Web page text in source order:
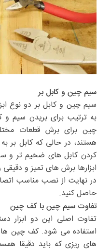
سیم چین و کابل بر
سیم چین و کابل بر دو نوع
به ترتیب برای بریدن سیم
چین برای برش قطعات
هستند، در حالی که کابل بر
کردن کابل های ضخیم تر و
ابزارها برش های تمیز و دقیقی
در نهایت از نصب مناسب
حاصل کنید.
تفاوت سیم چین با کف چین
تفاوت اصلی این دو ابزار
استفاده می شود. کف چین ها
های ریزی که باید دقیقا